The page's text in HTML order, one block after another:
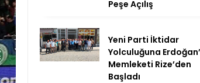
Peşe Açılış
Yeni Parti İktidar
Yolculuğuna
Memleketi Rize’den
Başladı